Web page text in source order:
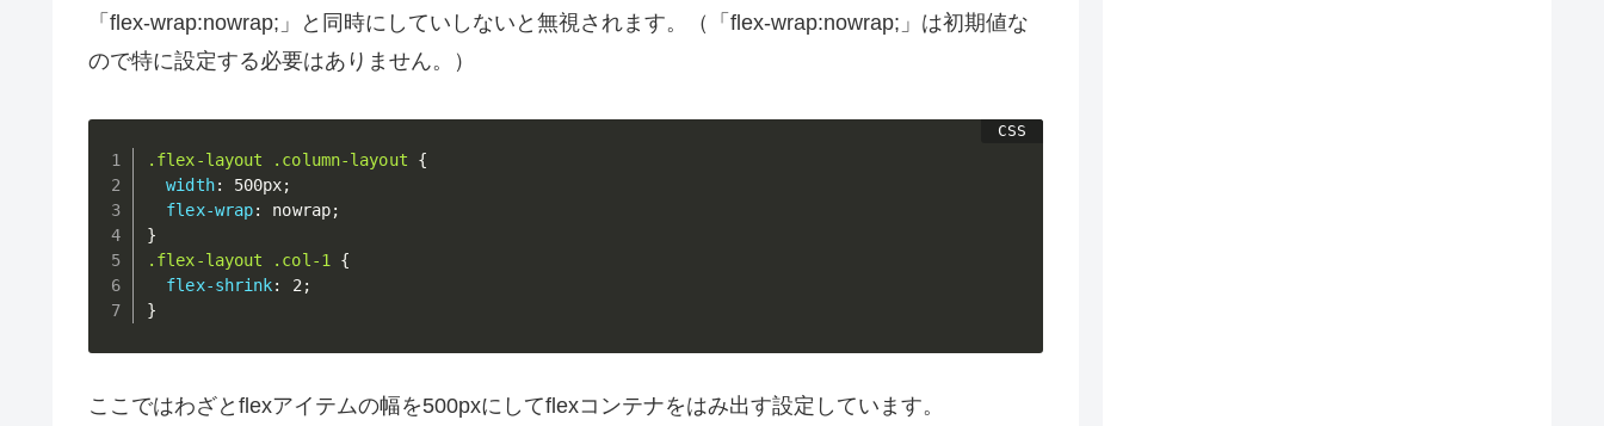
「flex-wrap:nowrap;」と同時にしていしないと無視されます。（「flex-wrap:nowrap;」は初期値な
ので特に設定する必要はありません。）
.flex-layout .column-layout
{
width: 500px;
flex-wrap: nowrap;
}
.flex-layout .col-1
{
flex-shrink: 2 ;
}
ここではわざとflexアイテムの幅を500pxにしてflexコンテナをはみ出す設定しています。